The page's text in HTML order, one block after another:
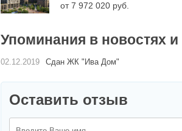
от 7 972 020 руб.
Упоминания в новостях и
02.12.2019 Сдан ЖК "Ива Дом"
Оставить отзыв